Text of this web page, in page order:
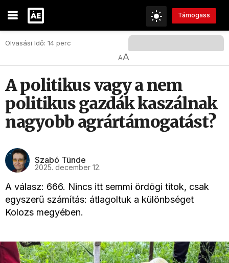
Támogass
Olvasási Idő: 14 perc
AA
A politikus vagy a nem
politikus gazdák kaszálnak
nagyobb agrártámogatást?
Szabó Tünde
2025. december 12.
A válasz: 666. Nincs itt semmi ördögi titok, csak
egyszerű számítás: átlagoltuk a különbséget
Kolozs megyében.